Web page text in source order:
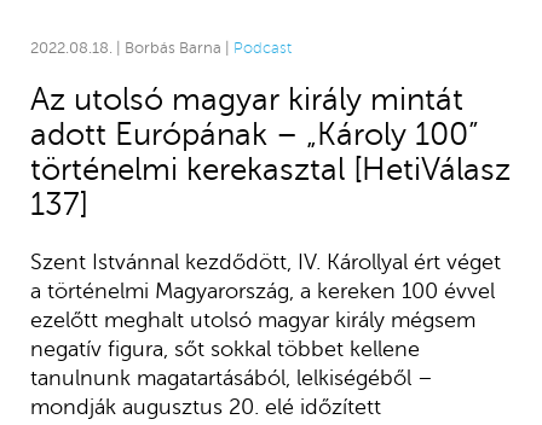
2022.08.18. | Borbás Barna | Podcast
Az utolsó magyar király mintát
adott Európának – „Károly 100”
történelmi kerekasztal [HetiVálasz
137]
Szent Istvánnal kezdődött, IV. Károllyal ért véget
a történelmi Magyarország, a kereken 100 évvel
ezelőtt meghalt utolsó magyar király mégsem
negatív figura, sőt sokkal többet kellene
tanulnunk magatartásából, lelkiségéből –
mondják augusztus 20. elé időzített